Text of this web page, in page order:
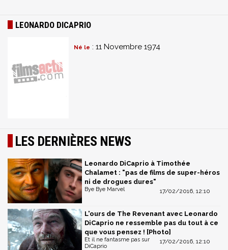
LEONARDO DICAPRIO
Né le : 11 Novembre 1974
LES DERNIÈRES NEWS
Leonardo DiCaprio à Timothée
Chalamet : "pas de films de super-héros
ni de drogues dures"
17/02/2016, 12:10
Bye Bye Marvel
L'ours de The Revenant avec Leonardo
DiCaprio ne ressemble pas du tout à ce
que vous pensez ! [Photo]
17/02/2016, 12:10
Et il ne fantasme pas sur
DiCaprio